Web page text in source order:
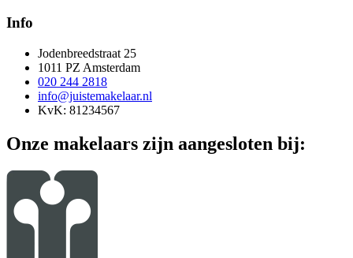
Info
Jodenbreedstraat 25
1011 PZ Amsterdam
020 244 2818
info@juistemakelaar.nl
KvK: 81234567
Onze makelaars zijn aangesloten bij: